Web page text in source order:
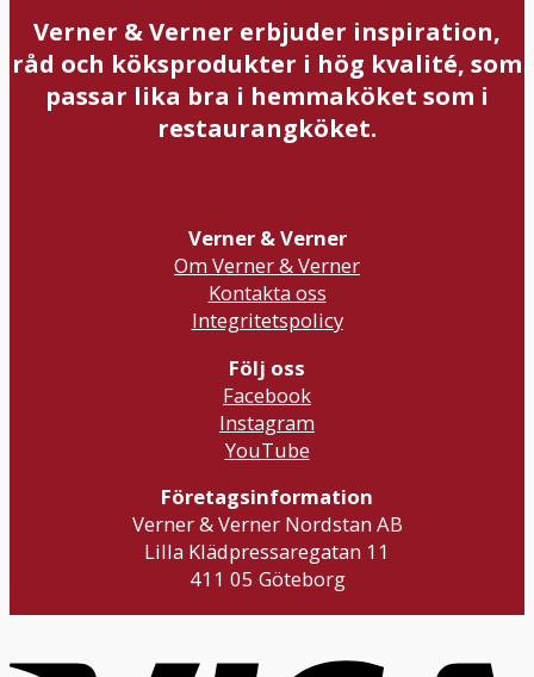
Verner & Verner erbjuder inspiration,
råd och köksprodukter i hög kvalité, som
passar lika bra i hemmaköket som i
restaurangköket.
Verner & Verner
Om Verner & Verner
Kontakta oss
Integritetspolicy
Följ oss
Facebook
Instagram
YouTube
Företagsinformation
Verner & Verner Nordstan AB
Lilla Klädpressaregatan 11
411 05 Göteborg